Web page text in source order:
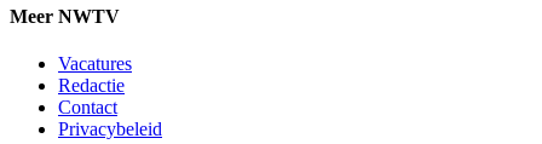
Meer NWTV
Vacatures
Redactie
Contact
Privacybeleid